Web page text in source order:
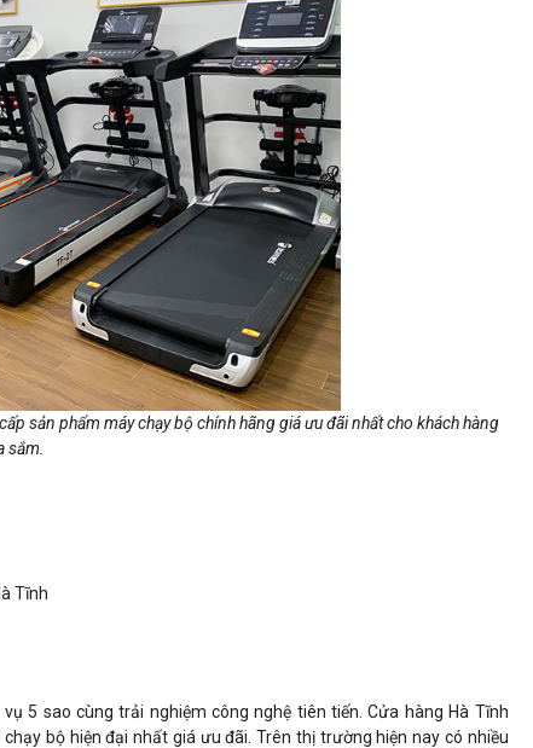
sản phẩm máy chạy bộ chính hãng giá ưu đãi nhất cho khách hàng
sắm.
Tĩnh
5 sao cùng trải nghiệm công nghệ tiên tiến. Cửa hàng Hà Tĩnh
bộ hiện đại nhất giá ưu đãi. Trên thị trường hiện nay có nhiều